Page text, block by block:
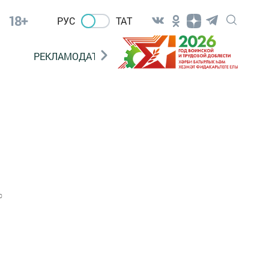
18+ РУС ТАТ
РЕКЛАМОДАТЕЛЯМ